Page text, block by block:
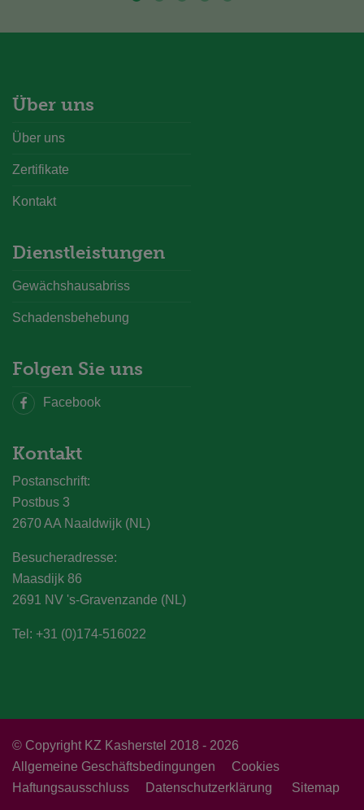
Über uns
Über uns
Zertifikate
Kontakt
Dienstleistungen
Gewächshausabriss
Schadensbehebung
Folgen Sie uns
Facebook
Kontakt
Postanschrift:
Postbus 3
2670 AA Naaldwijk (NL)
Besucheradresse:
Maasdijk 86
2691 NV 's-Gravenzande (NL)
Tel: +31 (0)174-516022
© Copyright KZ Kasherstel 2018 - 2026
Allgemeine Geschäftsbedingungen
Cookies
Haftungsausschluss
Datenschutzerklärung Sitemap